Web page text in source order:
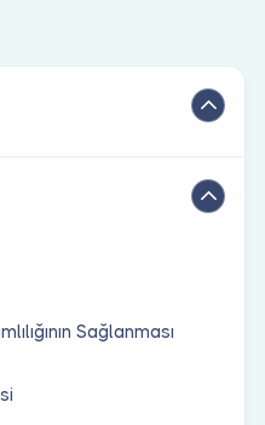
Sağlanması